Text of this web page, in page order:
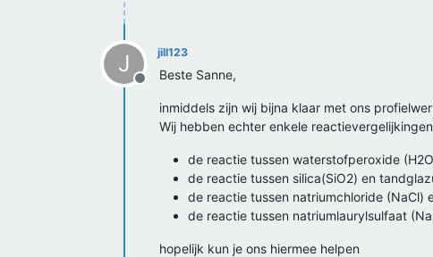
J
Offline
jill123
Beste Sanne,
inmiddels zijn wij bijna klaar met ons
Wij hebben echter enkele
de reactie tussen waterstofperoxide
de reactie tussen silica(SiO2) en
de reactie tussen natriumchloride (NaCl)
de reactie tussen natriumlaurylsulfaat
hopelijk kun je ons hiermee helpen